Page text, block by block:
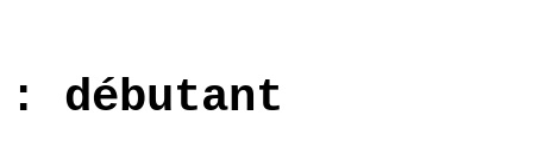
: débutant